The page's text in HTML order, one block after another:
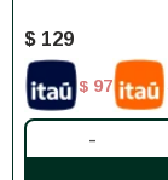
$ 129
$ 97
-